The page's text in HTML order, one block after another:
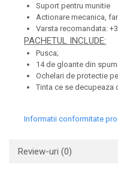
Suport pentru munitie
Actionare mecanica,
Varsta recomandata:
PACHETUL INCLUDE:
Pusca;
14 de gloante din
Ochelari de protectie
Tinta ce se decupeaza
Informatii conformitate
Review-uri (0)